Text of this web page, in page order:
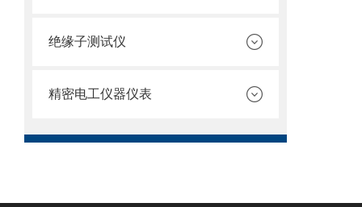
绝缘子测试仪
精密电工仪器仪表